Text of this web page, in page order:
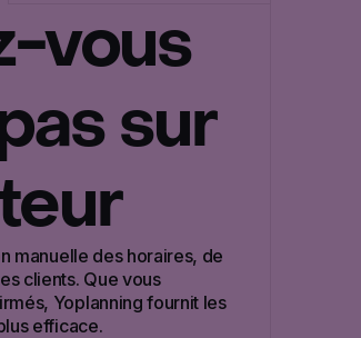
vous
sur
manuelle des horaires, de
clients. Que vous
Yoplanning fournit les
efficace.